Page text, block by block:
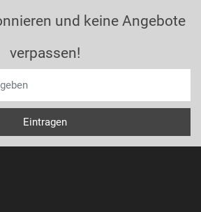
und keine Angebote
verpassen!